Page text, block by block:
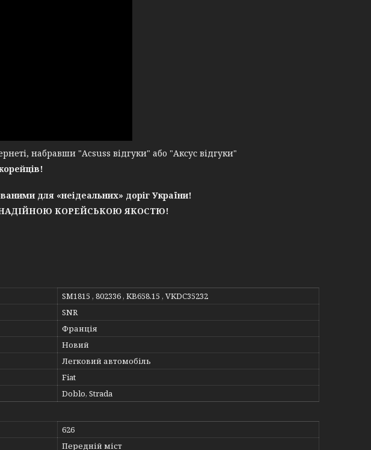
набравши "Acsuss відгуки" або "Аксус відгуки"
для «неідеальних» доріг України!
НАДІЙНОЮ КОРЕЙСЬКОЮ ЯКОСТЮ!
SM1815 , 802336 , KB658.15 , VKDC35232
SNR
Франція
Новий
Легковий автомобіль
Fiat
Doblo, Strada
626
Передній міст